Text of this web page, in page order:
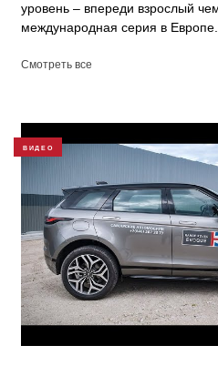
уровень – впереди взрослый
международная серия в Европе.
Смотреть все
ВИДЕО